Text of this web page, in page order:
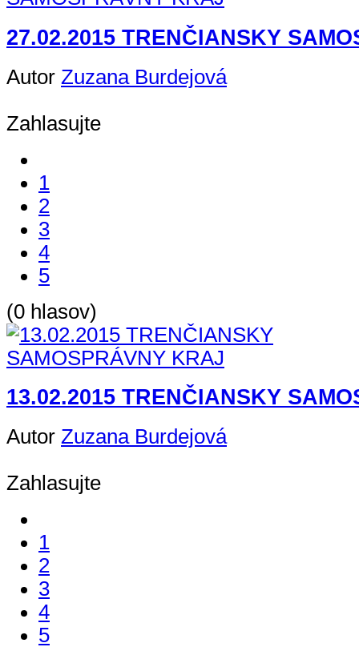
27.02.2015 TRENČIANSKY
Autor Zuzana Burdejová
Zahlasujte
1
2
3
4
5
(0 hlasov)
13.02.2015 TRENČIANSKY
Autor Zuzana Burdejová
Zahlasujte
1
2
3
4
5